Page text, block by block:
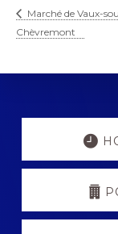
Marché de Vaux-
Chèvremont
Explore